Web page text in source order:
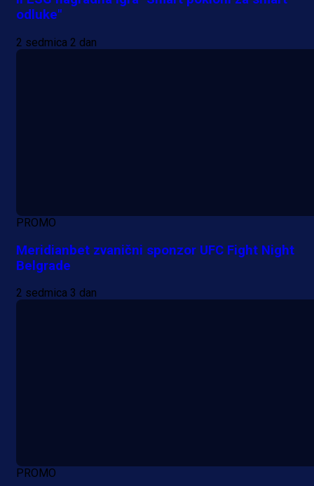
odluke"
2 sedmica 2 dan
PROMO
Meridianbet zvanični sponzor UFC Fight Night
Belgrade
2 sedmica 3 dan
PROMO